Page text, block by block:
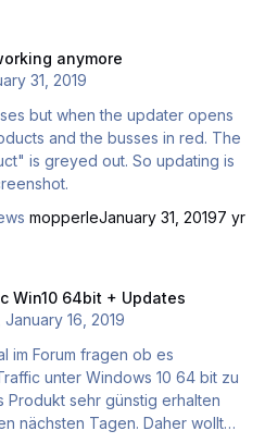
Version von FSUIPC.
ich Probleme bekommen
anymore
31, 2019
but when the updater opens
in red. The
is greyed out. So updating is
mopperleJanuary 31, 20197 yr
Win10 64bit + Updates
,January 16, 2019
unter Windows 10 64 bit zu
Tagen. Daher wollte